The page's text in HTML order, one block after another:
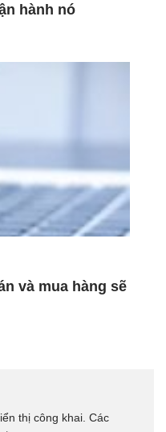
hành nó
và mua hàng sẽ
thị công khai. Các